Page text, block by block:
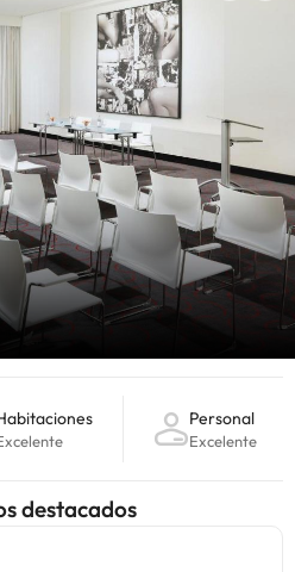
Personal
Excelente
destacados